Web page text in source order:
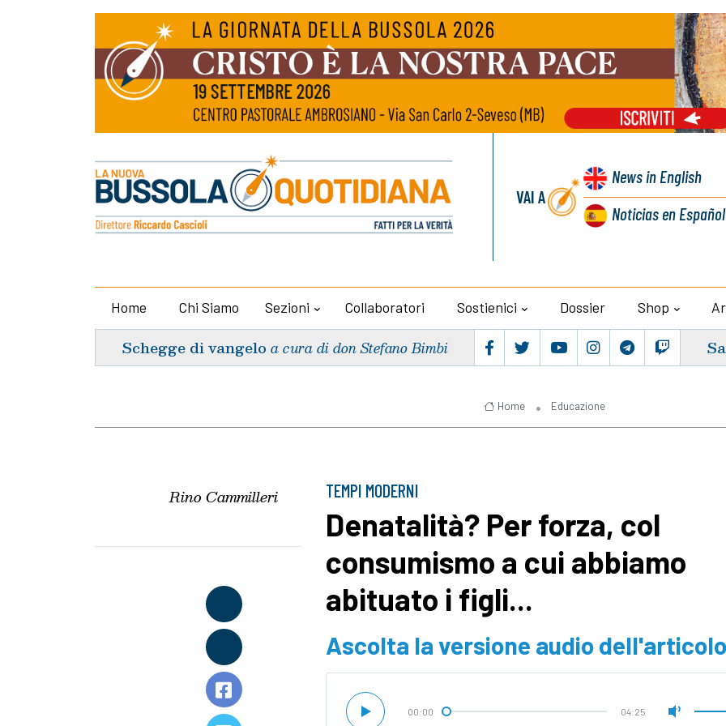
VAI A
Newsin English
Noticiasen Español
Home Chi Siamo Sezioni Collaboratori Sostienici Dossier Shop
Schegge di vangelo a cura di don Stefano Bimbi
Home Educazione
Rino Cammilleri TEMPI MODERNI
Denatalità? Per forza, col
consumismo a cui abbiamo
abituato i figli...
Ascolta la versione audio dell'articolo
00:00 04:25